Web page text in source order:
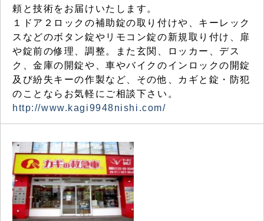
頼と技術をお届けいたします。
１ドア２ロックの補助錠の取り付けや、キーレック
スなどのボタン錠やリモコン錠の新規取り付け、扉
や錠前の修理、調整。また玄関、ロッカー、デス
ク、金庫の開錠や、車やバイクのインロックの開錠
及び紛失キーの作製など、その他、カギと錠・防犯
のことならお気軽にご相談下さい。
http://www.kagi9948nishi.com/